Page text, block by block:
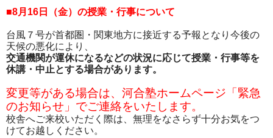
■8月16日（金）の授業・行事について
台風７号が首都圏・関東地方に接近する予報となり今後の
天候の悪化により、
交通機関が運休になるなどの状況に応じて授業・行事等を
休講・中止とする場合があります。
変更等がある場合は、河合塾ホームページ「緊急
のお知らせ」でご連絡をいたします。
校舎へご来校いただく際は、無理をなさらず十分お気をつ
けてお越しください。